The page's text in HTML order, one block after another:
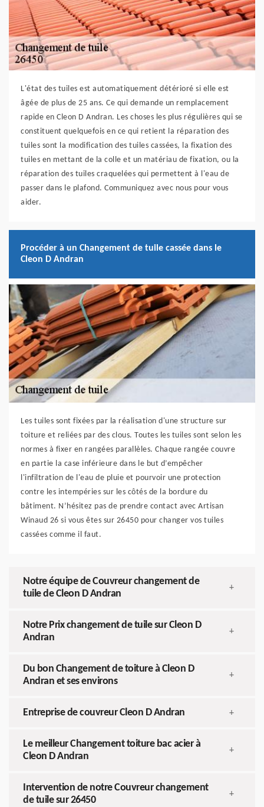
L'état des tuiles est automatiquement détérioré si elle est
âgée de plus de 25 ans. Ce qui demande un remplacement
rapide en Cleon D Andran. Les choses les plus régulières qui se
constituent quelquefois en ce qui retient la réparation des
tuiles sont la modification des tuiles cassées, la fixation des
tuiles en mettant de la colle et un matériau de fixation, ou la
réparation des tuiles craquelées qui permettent à l'eau de
passer dans le plafond. Communiquez avec nous pour vous
aider.
Procéder à un Changement de tuile cassée dans le
Cleon D Andran
Les tuiles sont fixées par la réalisation d'une structure sur
toiture et reliées par des clous. Toutes les tuiles sont selon les
normes à fixer en rangées parallèles. Chaque rangée couvre
en partie la case inférieure dans le but d’empêcher
l'infiltration de l'eau de pluie et pourvoir une protection
contre les intempéries sur les côtés de la bordure du
bâtiment. N’hésitez pas de prendre contact avec Artisan
Winaud 26 si vous êtes sur 26450 pour changer vos tuiles
cassées comme il faut.
Notre équipe de Couvreur changement de
tuile de Cleon D Andran
+
Notre Prix changement de tuile sur Cleon D
Andran
+
Du bon Changement de toiture à Cleon D
Andran et ses environs
+
Entreprise de couvreur Cleon D Andran +
Le meilleur Changement toiture bac acier à
Cleon D Andran
+
Intervention de notre Couvreur changement
de tuile sur 26450
+